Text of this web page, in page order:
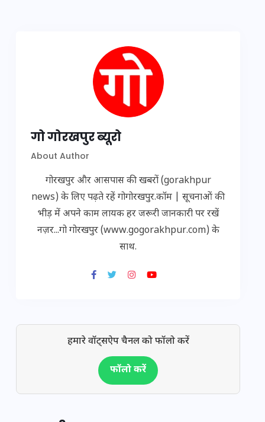
गो गोरखपुर ब्यूरो
About Author
गोरखपुर और आसपास की खबरों (gorakhpur
news) के लिए पढ़ते रहें गोगोरखपुर.कॉम | सूचनाओं की
भीड़ में अपने काम लायक हर जरूरी जानकारी पर रखें
नज़र...गो गोरखपुर (www.gogorakhpur.com) के
साथ.
हमारे वॉट्सऐप चैनल को फॉलो करें
फॉलो करें